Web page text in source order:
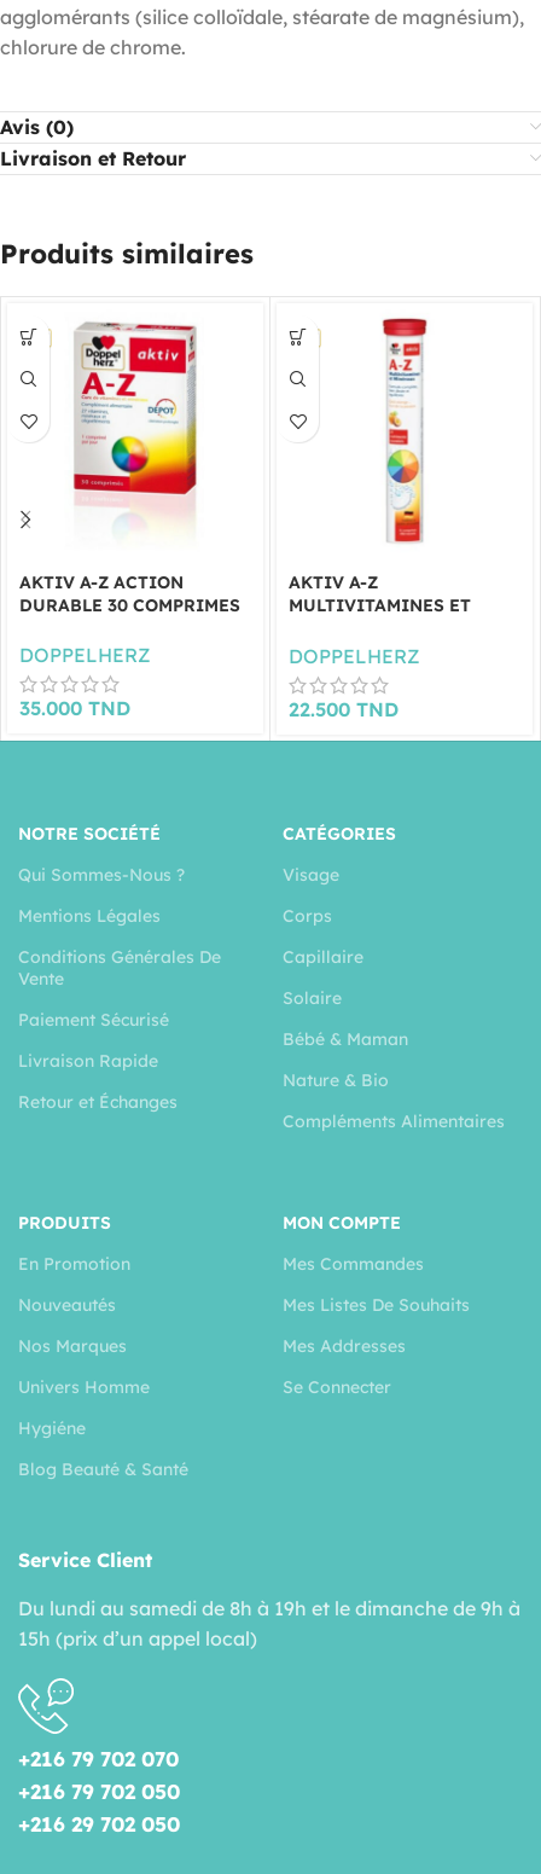
agglomérants (silice colloïdale, stéarate de magnésium),
chlorure de chrome.
Avis (0)
Livraison et Retour
Produits similaires
AKTIV A-Z ACTION
DURABLE 30 COMPRIMES
DOPPELHERZ
35.000 TND
AKTIV A-Z
MULTIVITAMINES ET
COMPRIMES
EFFERVESCENTS
DOPPELHERZ
22.500 TND
NOTRE SOCIÉTÉ
Qui Sommes-Nous ?
Mentions Légales
Conditions Générales De
Vente
Paiement Sécurisé
Livraison Rapide
Retour et Échanges
CATÉGORIES
Visage
Corps
Capillaire
Solaire
Bébé & Maman
Nature & Bio
Compléments Alimentaires
PRODUITS
En Promotion
Nouveautés
Nos Marques
Univers Homme
Hygiéne
Blog Beauté & Santé
MON COMPTE
Mes Commandes
Mes Listes De Souhaits
Mes Addresses
Se Connecter
Service Client
Du lundi au samedi de 8h à 19h et le dimanche de 9h à
15h (prix d’un appel local)
+216 79 702 070
+216 79 702 050
+216 29 702 050